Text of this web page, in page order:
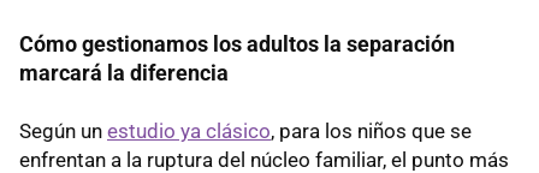
Cómo gestionamos los adultos la separación
marcará la diferencia
Según un estudio ya clásico, para los niños que se
enfrentan a la ruptura del núcleo familiar, el punto más